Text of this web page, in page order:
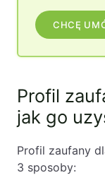
CHCĘ
Profil
jak go
Profil zaufany
3 sposoby: